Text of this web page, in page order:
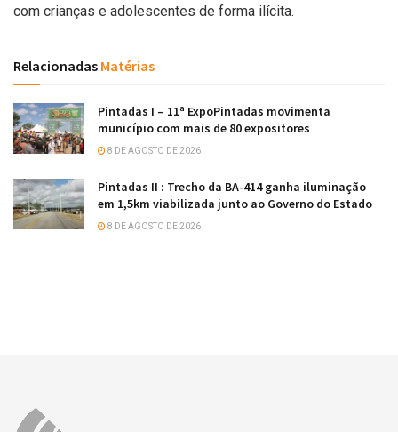
com crianças e adolescentes de forma ilícita.
Relacionadas Matérias
Pintadas I – 11ª ExpoPintadas movimenta
município com mais de 80 expositores
8 DE AGOSTO DE 2026
Pintadas II : Trecho da BA-414 ganha iluminação
em 1,5km viabilizada junto ao Governo do Estado
8 DE AGOSTO DE 2026